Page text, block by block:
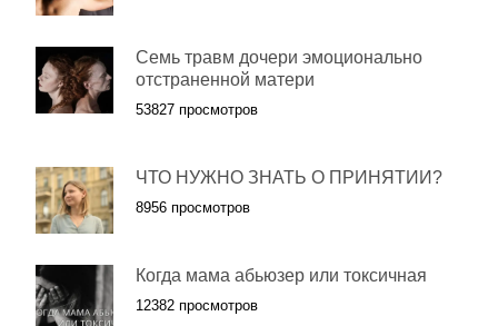
Семь травм дочери эмоционально
отстраненной матери
53827 просмотров
ЧТО НУЖНО ЗНАТЬ О ПРИНЯТИИ?
8956 просмотров
Когда мама абьюзер или токсичная
12382 просмотров